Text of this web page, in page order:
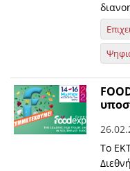
Το